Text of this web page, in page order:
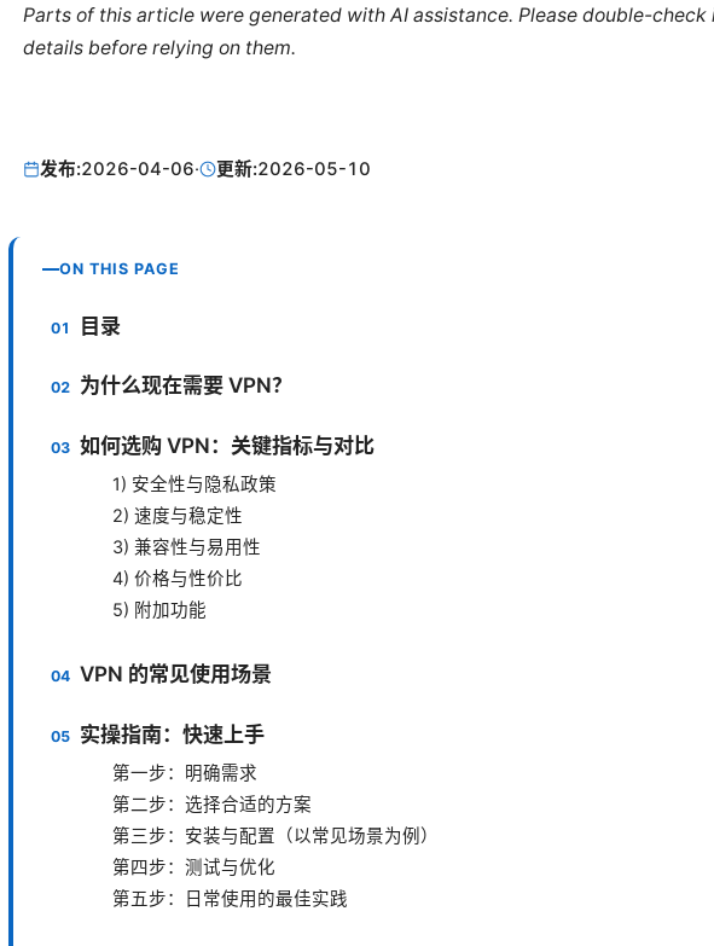
Parts of this article were generated with AI assistance. Please double-
details before relying on them.
发布:2026-04-06· 更新:2026-05-10
ON THIS PAGE
目录
为什么现在需要 VPN？
如何选购 VPN：关键指标与对比
1) 安全性与隐私政策
2) 速度与稳定性
3) 兼容性与易用性
4) 价格与性价比
5) 附加功能
VPN 的常见使用场景
实操指南：快速上手
第一步：明确需求
第二步：选择合适的方案
第三步：安装与配置（以常见场景为例）
第四步：测试与优化
第五步：日常使用的最佳实践